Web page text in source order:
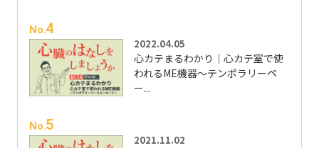
No.4
2022.04.05
心カテまるわかり｜心カテ室で使
われるME機器～テンポラリーペ
ー...
No.5
2021.11.02